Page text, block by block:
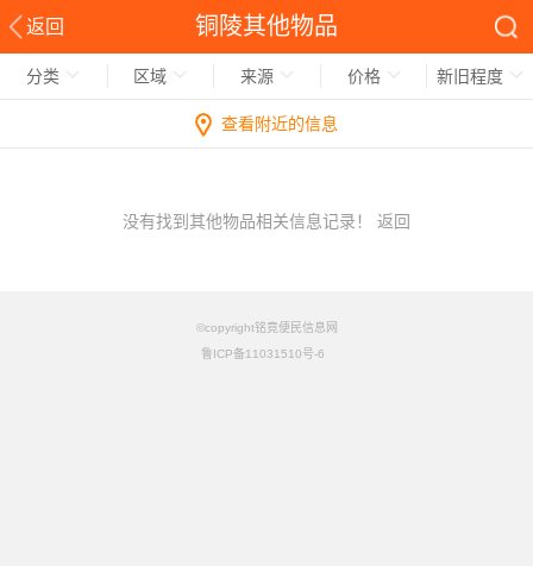
返回 铜陵其他物品
分类 区域 来源 价格 新旧程度
查看附近的信息
没有找到其他物品相关信息记录！ 返回
©copyright铭竟便民信息网
鲁ICP备11031510号-6